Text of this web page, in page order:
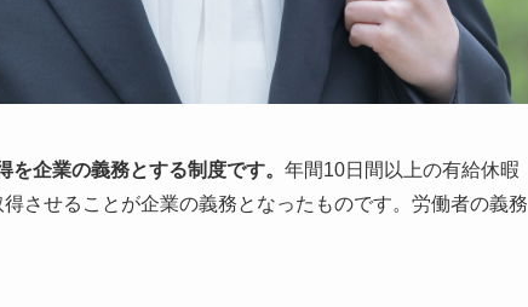
企業の義務とする制度です。 年間10日間以上の有給休暇
させることが企業の義務となったものです。労働者の義務